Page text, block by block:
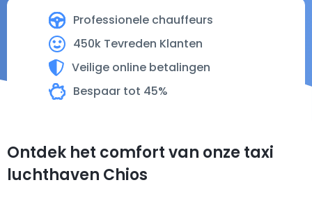
Professionele chauffeurs
450k Tevreden Klanten
Veilige online betalingen
Bespaar tot 45%
Ontdek het comfort van onze taxi
luchthaven Chios